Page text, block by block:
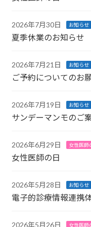
2026年7月30日 お知らせ
夏季休業のお知らせ
2026年7月21日 お知らせ
ご予約についてのお
2026年7月19日 お知らせ
サンデーマンモのご
2026年6月29日 女性医師
女性医師の日
2026年5月28日 お知らせ
電子的診療情報連携
2026年5月26日 女性医師